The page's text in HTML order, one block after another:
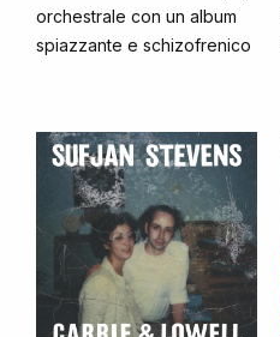
orchestrale con un album
spiazzante e schizofrenico